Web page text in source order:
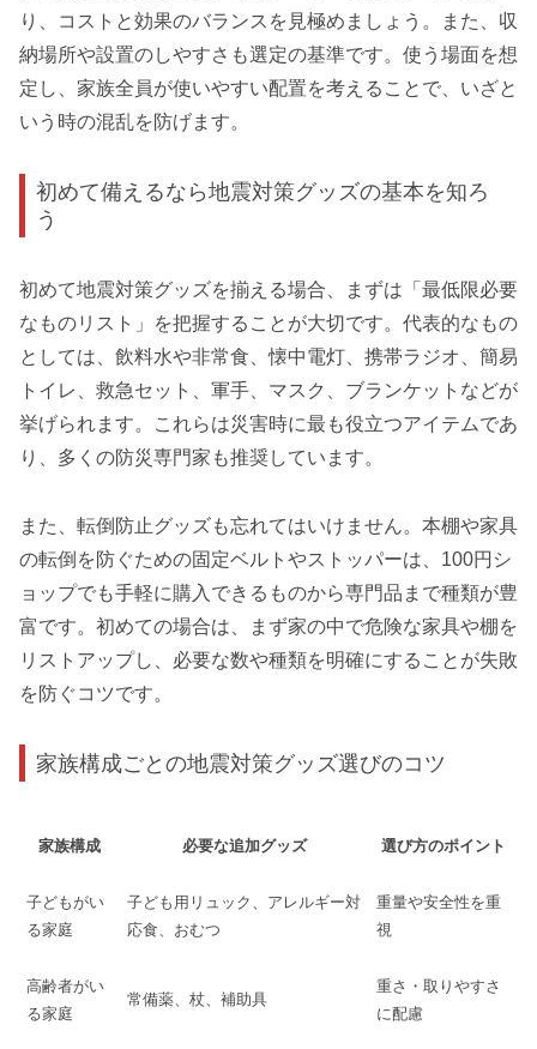
り、コストと効果のバランスを見極めましょう。また、収
納場所や設置のしやすさも選定の基準です。使う場面を想
定し、家族全員が使いやすい配置を考えることで、いざと
いう時の混乱を防げます。
初めて備えるなら地震対策グッズの基本を知ろ
う
初めて地震対策グッズを揃える場合、まずは「最低限必要
なものリスト」を把握することが大切です。代表的なもの
としては、飲料水や非常食、懐中電灯、携帯ラジオ、簡易
トイレ、救急セット、軍手、マスク、ブランケットなどが
挙げられます。これらは災害時に最も役立つアイテムであ
り、多くの防災専門家も推奨しています。
また、転倒防止グッズも忘れてはいけません。本棚や家具
の転倒を防ぐための固定ベルトやストッパーは、100円シ
ョップでも手軽に購入できるものから専門品まで種類が豊
富です。初めての場合は、まず家の中で危険な家具や棚を
リストアップし、必要な数や種類を明確にすることが失敗
を防ぐコツです。
家族構成ごとの地震対策グッズ選びのコツ
家族構成 必要な追加グッズ 選び方のポイント
子どもがい
る家庭
子ども用リュック、アレルギー対
応食、おむつ
重量や安全性を重
視
高齢者がい
る家庭
常備薬、杖、補助具
重さ・取りやすさ
に配慮